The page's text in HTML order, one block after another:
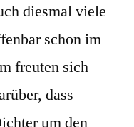
diesmal viele
schon im
freuten sich
dass
um den